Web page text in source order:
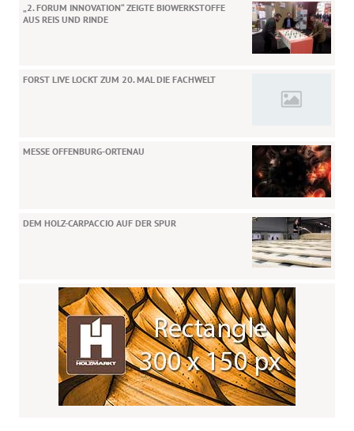
„2. FORUM INNOVATION“ ZEIGTE BIOWERKSTOFFE
AUS REIS UND RINDE
FORST LIVE LOCKT ZUM 20. MAL DIE FACHWELT
MESSE OFFENBURG-ORTENAU
DEM HOLZ-CARPACCIO AUF DER SPUR